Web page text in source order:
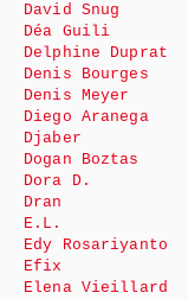
David Snug
Déa Guili
Delphine Duprat
Denis Bourges
Denis Meyer
Diego Aranega
Djaber
Dogan Boztas
Dora D.
Dran
E.L.
Edy Rosariyanto
Efix
Elena Vieillard